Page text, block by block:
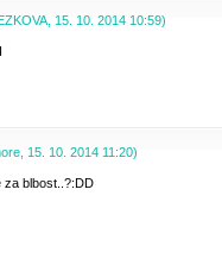
15. 10. 2014 10:59)
15. 10. 2014 11:20)
za blbost..?:DD